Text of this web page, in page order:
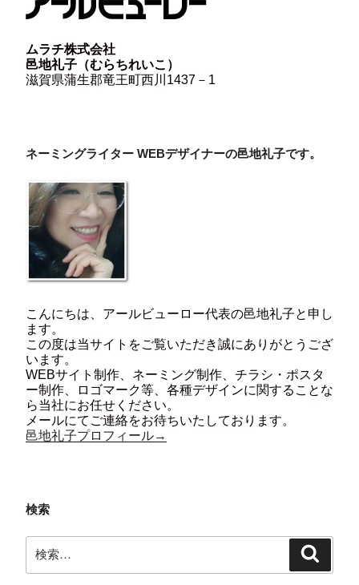
ムラチ株式会社
邑地礼子（むらちれいこ）
滋賀県蒲生郡竜王町西川1437－1
ネーミングライター WEBデザイナーの邑地礼子です。
こんにちは、アールビューロー代表の邑地礼子と申し
ます。
この度は当サイトをご覧いただき誠にありがとうござ
います。
WEBサイト制作、ネーミング制作、チラシ・ポスタ
ー制作、ロゴマーク等、各種デザインに関することな
ら当社にお任せください。
メールにてご連絡をお待ちいたしております。
邑地礼子プロフィール→
検索
索: